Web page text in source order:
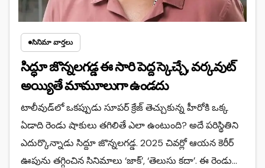
సినిమా వార్తలు
సిద్ధూ జొన్నలగడ్డ ఈ సారి పెద్ద స్కెచ్చే, వర్కవుట్
అయ్యితే మామూలుగా ఉండదు
టాలీవుడ్‌లో ఒకప్పుడు సూపర్ క్రేజ్ తెచ్చుకున్న హీరోకి ఒక్క
ఏడాది రెండు షాకులు తగిలితే ఎలా ఉంటుంది? అదే పరిస్థితిని
ఎదుర్కొన్నాడు సిద్దూ జొన్నలగడ్డ. 2025 చివర్లో ఆయన కెరీర్
ఊపును తగ్గించిన సినిమాలు ‘జాక్’, ‘తెలుసు కదా’. ఈ రెండు…